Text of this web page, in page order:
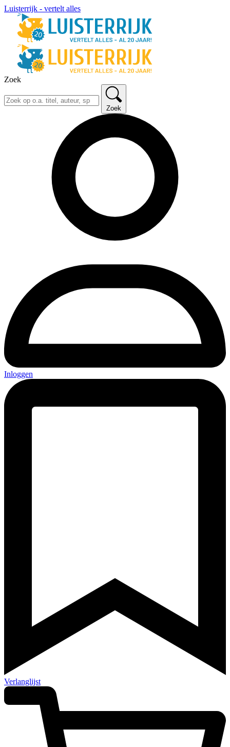
Luisterrijk - vertelt alles
Zoek
Zoek
Inloggen
Verlanglijst